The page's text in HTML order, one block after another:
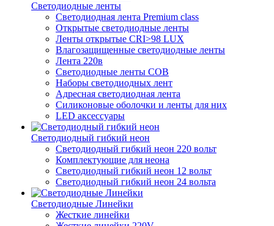
Светодиодные ленты
Светодиодная лента Premium class
Открытые светодиодные ленты
Ленты открытые CRI>98 LUX
Влагозащищенные светодиодные ленты
Лента 220в
Светодиодные ленты COB
Наборы светодиодных лент
Адресная светодиодная лента
Силиконовые оболочки и ленты для них
LED аксессуары
Светодиодный гибкий неон
Светодиодный гибкий неон 220 вольт
Комплектующие для неона
Светодиодный гибкий неон 12 вольт
Светодиодный гибкий неон 24 вольта
Светодиодные Линейки
Жесткие линейки